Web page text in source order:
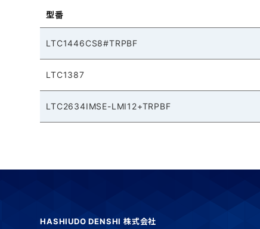
型番
LTC1446CS8#TRPBF
LTC1387
LTC2634IMSE-LMI12+TRPBF
HASHIUDO DENSHI 株式会社